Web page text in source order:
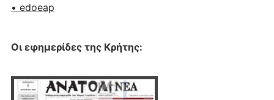
• edoeap
Οι εφημερίδες της Κρήτης: